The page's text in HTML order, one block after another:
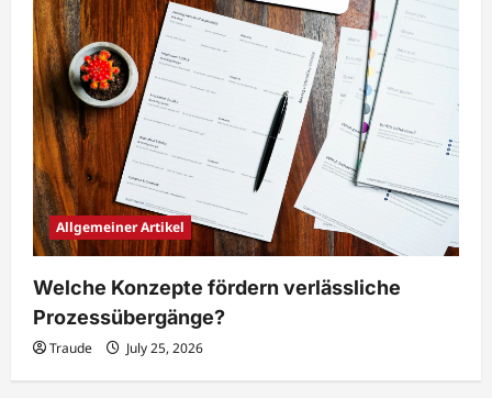
Allgemeiner Artikel
Welche Konzepte fördern verlässliche
Prozessübergänge?
Traude July 25, 2026